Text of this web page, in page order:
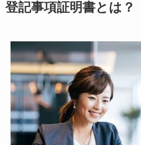
登記事項証明書とは？